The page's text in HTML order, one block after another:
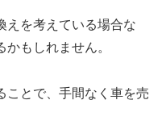
えを考えている場合な
もしれません。
ことで、手間なく車を売